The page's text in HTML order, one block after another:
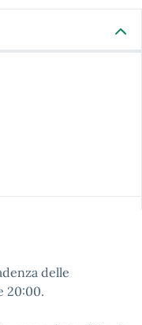
delle
20:00.